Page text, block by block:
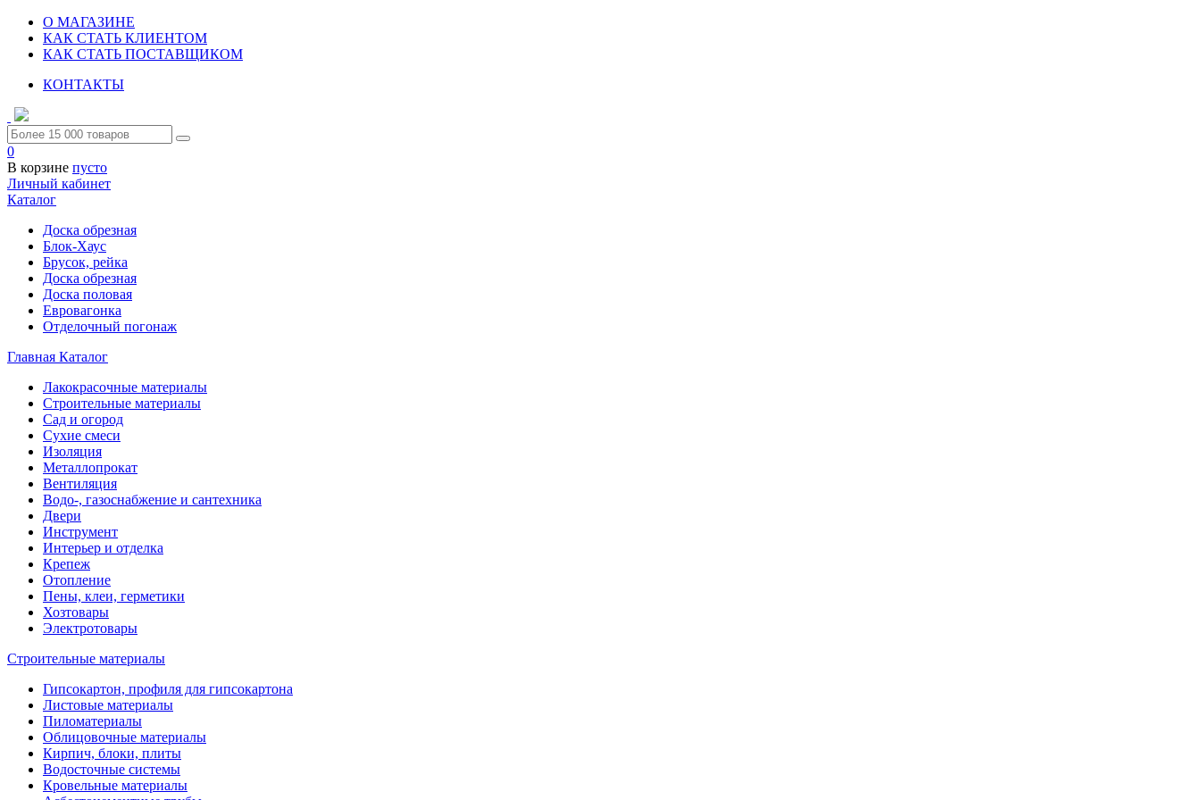
О МАГАЗИНЕ
КАК СТАТЬ КЛИЕНТОМ
КАК СТАТЬ ПОСТАВЩИКОМ
КОНТАКТЫ
0
В корзине пусто
Личный кабинет
Каталог
Доска обрезная
Блок-Хаус
Брусок, рейка
Доска обрезная
Доска половая
Евровагонка
Отделочный погонаж
Главная Каталог
Лакокрасочные материалы
Строительные материалы
Сад и огород
Сухие смеси
Изоляция
Металлопрокат
Вентиляция
Водо-, газоснабжение и сантехника
Двери
Инструмент
Интерьер и отделка
Крепеж
Отопление
Пены, клеи, герметики
Хозтовары
Электротовары
Строительные материалы
Гипсокартон, профиля для гипсокартона
Листовые материалы
Пиломатериалы
Облицовочные материалы
Кирпич, блоки, плиты
Водосточные системы
Кровельные материалы